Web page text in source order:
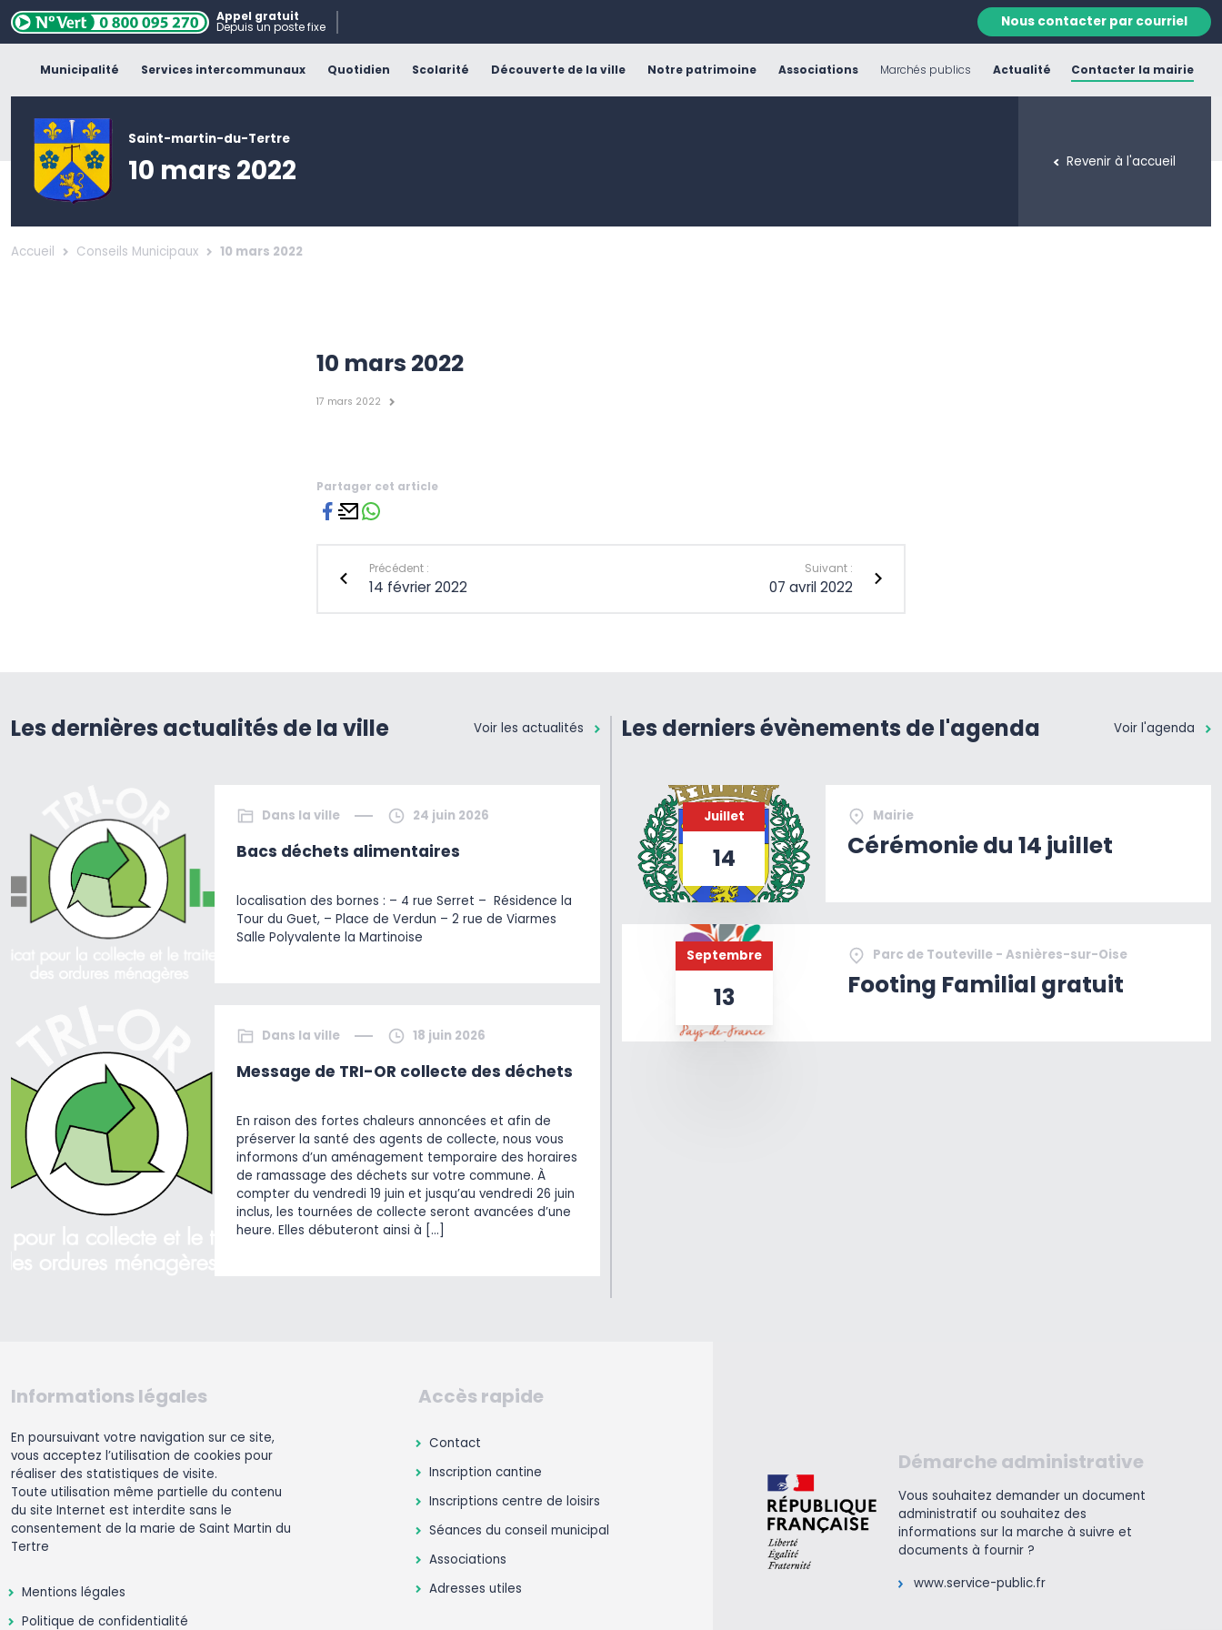
Appel gratuit
Depuis un poste fixe Nous contacter par courriel
Municipalité Services intercommunaux Quotidien Scolarité Découverte de la ville Notre patrimoine Associations Marchés publics Actualité Contacter la mairie
Saint-martin-du-Tertre
10 mars 2022 Revenir à l'accueil
Accueil Conseils Municipaux 10 mars 2022
10 mars 2022
17 mars 2022
Partager cet article
Précédent :
14 février 2022
Suivant :
07 avril 2022
Les dernières actualités de la ville Voir les actualités
Dans la ville 24 juin 2026
Bacs déchets alimentaires
localisation des bornes : – 4 rue Serret – Résidence la
Tour du Guet, – Place de Verdun – 2 rue de Viarmes
Salle Polyvalente la Martinoise
Dans la ville 18 juin 2026
Message de TRI-OR collecte des déchets
En raison des fortes chaleurs annoncées et afin de
préserver la santé des agents de collecte, nous vous
informons d’un aménagement temporaire des horaires
de ramassage des déchets sur votre commune. À
compter du vendredi 19 juin et jusqu’au vendredi 26 juin
inclus, les tournées de collecte seront avancées d’une
heure. Elles débuteront ainsi à […]
Les derniers évènements de l'agenda Voir l'agenda
Juillet
14
Mairie
Cérémonie du 14 juillet
Septembre
13
Parc de Touteville - Asnières-sur-Oise
Footing Familial gratuit
Informations légales
En poursuivant votre navigation sur ce site,
vous acceptez l’utilisation de cookies pour
réaliser des statistiques de visite.
Toute utilisation même partielle du contenu
du site Internet est interdite sans le
consentement de la marie de Saint Martin du
Tertre
Mentions légales
Politique de confidentialité
Accès rapide
Contact
Inscription cantine
Inscriptions centre de loisirs
Séances du conseil municipal
Associations
Adresses utiles
Démarche administrative
Vous souhaitez demander un document
administratif ou souhaitez des
informations sur la marche à suivre et
documents à fournir ?
www.service-public.fr